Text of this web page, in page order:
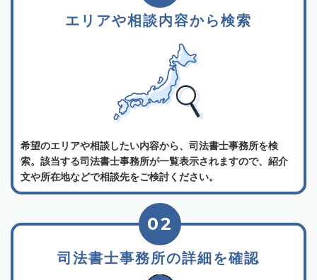
エリアや相談内容から検索
希望のエリアや相談したい内容から、司法書士事務所を検
索。該当する司法書士事務所が一覧表示されますので、紹介
文や所在地などで相談先をご検討ください。
司法書士事務所の詳細を確認
02